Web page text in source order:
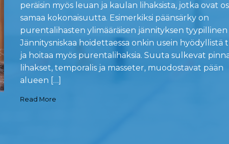
peräisin myös leuan ja kaulan lihaksista, jotka ovat
samaa kokonaisuutta. Esimerkiksi päänsärky on
purentalihasten ylimääräisen jännityksen tyypillinen
Jännitysniskaa hoidettaessa onkin usein hyödyllistä
ja hoitaa myös purentalihaksia. Suuta sulkevat
lihakset, temporalis ja masseter, muodostavat pään
alueen […]
Read More